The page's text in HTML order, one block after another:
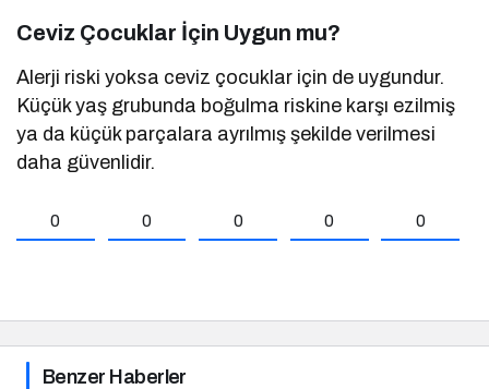
Ceviz Çocuklar İçin Uygun mu?
Alerji riski yoksa ceviz çocuklar için de uygundur.
Küçük yaş grubunda boğulma riskine karşı ezilmiş
ya da küçük parçalara ayrılmış şekilde verilmesi
daha güvenlidir.
0 0 0 0 0
Benzer Haberler